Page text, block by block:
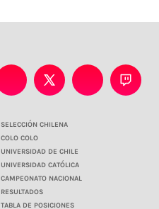
SELECCIÓN CHILENA
COLO COLO
UNIVERSIDAD DE CHILE
UNIVERSIDAD CATÓLICA
CAMPEONATO NACIONAL
RESULTADOS
TABLA DE POSICIONES